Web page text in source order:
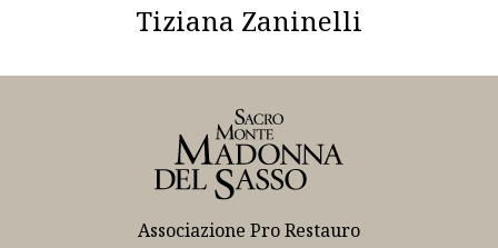
Tiziana Zaninelli
Associazione Pro Restauro